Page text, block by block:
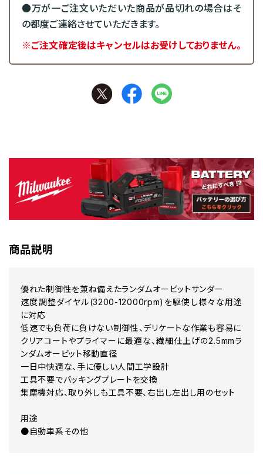
●万が一ご注文いただいた商品が品切れの場合はそ
の都度ご連絡させていただきます。
※ご注文確定後はキャンセルはお受けしておりません。
商品説明
優れた制御性を兼ね備えたランダムオービットサンダー
速度調整ダイヤル(3200-12000rpm)を駆使し様々な用途
に対応
低速でも負荷に負けない制御性、デリケートな作業も容易に
クリアコートやプライマーに最適な、繊細仕上げの2.5mmラ
ンダムオービット移動直径
一日中快適な、手に優しい人間工学設計
工具不要でバッキングプレートを交換
集塵機対応、取り外しも工具不要、右出し左出し用のセット
用途
●自動車系その他